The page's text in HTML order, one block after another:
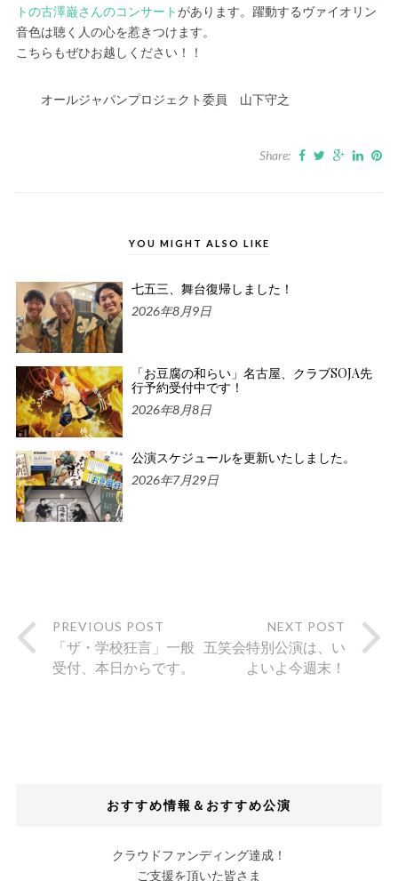
トの古澤巌さんのコンサートがあります。躍動するヴァイオリン
音色は聴く人の心を惹きつけます。
こちらもぜひお越しください！！
オールジャパンプロジェクト委員 山下守之
Share:
YOU MIGHT ALSO LIKE
七五三、舞台復帰しました！
2026年8月9日
「お豆腐の和らい」名古屋、クラブSOJA先
行予約受付中です！
2026年8月8日
公演スケジュールを更新いたしました。
2026年7月29日
PREVIOUS POST
「ザ・学校狂言」一般
受付、本日からです。
NEXT POST
五笑会特別公演は、い
よいよ今週末！
おすすめ情報＆おすすめ公演
クラウドファンディング達成！
ご支援を頂いた皆さま